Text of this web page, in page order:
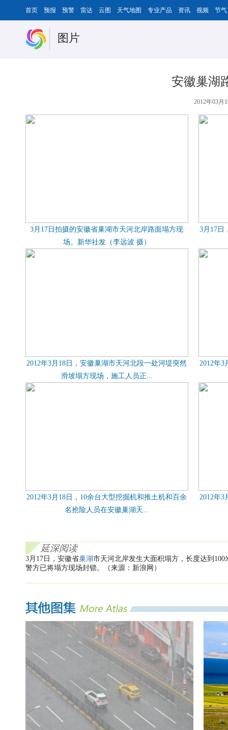
首页 预报 预警 雷达 云图 天气地图 专业产品 资讯 视频 节气
图片
安徽巢湖
2012年03月
3月17日拍摄的安徽省巢湖市天河北岸路面塌方现
场。新华社发（李远波 摄）
3月17日
2012年3月18日，安徽巢湖市天河北段一处河堤突然
滑坡塌方现场，施工人员正...
2012年3
2012年3月18日，10余台大型挖掘机和推土机和百余
名抢险人员在安徽巢湖天...
2012年3
延深阅读
3月17日，安徽省巢湖市天河北岸发生大面积塌方，长度达到
警方已将塌方现场封锁。（来源：新浪网）